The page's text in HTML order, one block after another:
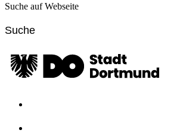
Suche auf Webseite